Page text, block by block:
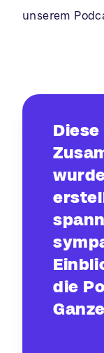
unserem
Diese
die